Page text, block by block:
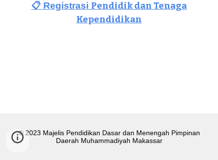
📋 Registrasi Pendidik dan Tenaga
Kependidikan
© 2023 Majelis Pendidikan Dasar dan Menengah Pimpinan
Daerah Muhammadiyah Makassar